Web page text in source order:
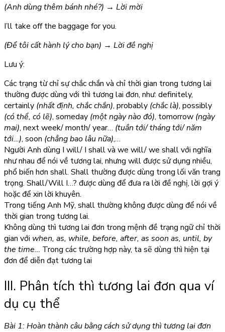
(Anh dùng thêm bánh nhé?) → Lời mời
I’ll take off the baggage for you.
(Để tôi cất hành lý cho bạn) → Lời đề nghị
Lưu ý:
Các trạng từ chỉ sự chắc chắn và chỉ thời gian trong tương lai
thường được dùng với thì tương lai đơn, như: definitely,
certainly (nhất định, chắc chắn), probably (chắc là), possibly
(có thể, có lẽ), someday (một ngày nào đó), tomorrow (ngày
mai), next week/ month/ year… (tuần tới/ tháng tới/ năm
tới…), soon (chẳng bao lâu nữa),…
Người Anh dùng I will/ I shall và we will/ we shall với nghĩa
như nhau để nói về tương lai, nhưng will được sử dụng nhiều,
phổ biến hơn shall. Shall thường được dùng trong lối văn trang
trọng. Shall/Will I…? được dùng để đưa ra lời đề nghị, lời gợi ý
hoặc để xin lời khuyên.
Trong tiếng Anh Mỹ, shall thường không được dùng để nói về
thời gian trong tương lai.
Không dùng thì tương lai đơn trong mệnh đề trạng ngữ chỉ thời
gian với when, as, while, before, after, as soon as, until, by
the time… Trong các trường hợp này, ta sẽ dùng thì hiện tại
đơn để diễn đạt tương lai
III. Phân tích thì tương lai đơn qua ví
dụ cụ thể
Bài 1: Hoàn thành câu bằng cách sử dụng thì tương lai đơn